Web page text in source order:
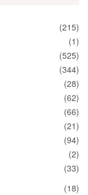
(215)
(1)
(525)
(344)
(28)
(62)
(66)
(21)
(94)
(2)
(33)
(18)